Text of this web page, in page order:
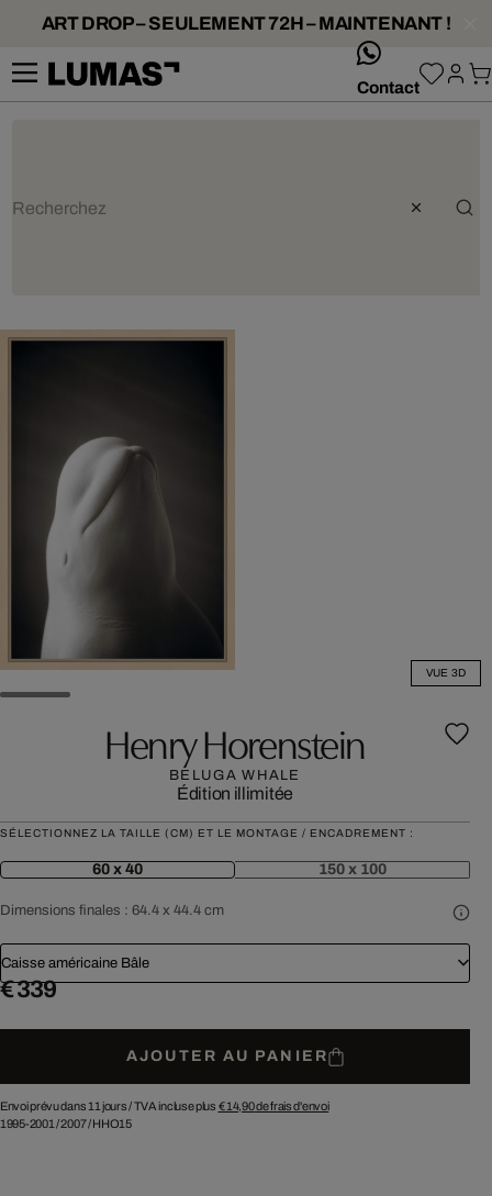
ART DROP – SEULEMENT 72H – MAINTENANT !
Contact
VUE 3D
Henry Horenstein
BELUGA WHALE
Édition illimitée
SÉLECTIONNEZ LA TAILLE (CM) ET LE MONTAGE / ENCADREMENT :
60 x 40 150 x 100
Dimensions finales : 64.4 x 44.4 cm
Caisse américaine Bâle
€ 339
AJOUTER AU PANIER
Envoi prévu dans 11 jours /TVA incluse plus € 14,90de frais d'envoi
1995-2001 /2007/HHO15